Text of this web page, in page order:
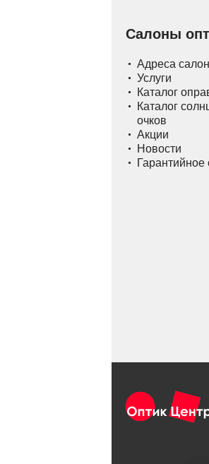
Салоны
Адреса
Услуги
Каталог
Каталог
очков
Акции
Новости